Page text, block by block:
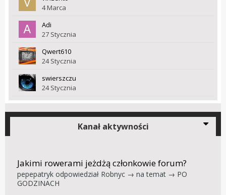
4 Marca
Adi
27 Stycznia
Qwert610
24 Stycznia
swierszczu
24 Stycznia
Kanał aktywności
Jakimi rowerami jeżdżą członkowie forum?
pepepatryk odpowiedział Robnyc → na temat → PO
GODZINACH